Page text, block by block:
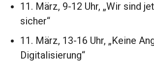
11. März, 9-12 Uhr, „Wir sind
sicher“
11. März, 13-16 Uhr, „Keine
Digitalisierung“